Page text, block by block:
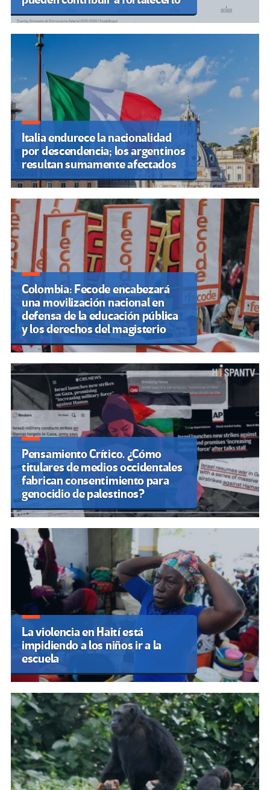
Italia endurece la nacionalidad
por descendencia; los argentinos
resultan sumamente afectados
Colombia: Fecode encabezará
una movilización nacional en
defensa de la educación pública
y los derechos del magisterio
Pensamiento Crítico. ¿Cómo
titulares de medios occidentales
fabrican consentimiento para
genocidio de palestinos?
La violencia en Haití está
impidiendo a los niños ir a la
escuela